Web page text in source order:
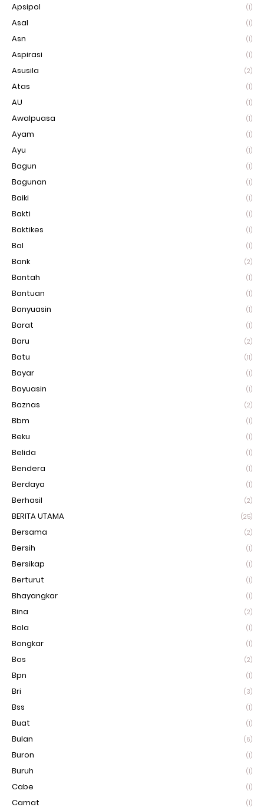
Apsipol (1)
Asal (1)
Asn (1)
Aspirasi (1)
Asusila (2)
Atas (1)
AU (1)
Awalpuasa (1)
Ayam (1)
Ayu (1)
Bagun (1)
Bagunan (1)
Baiki (1)
Bakti (1)
Baktikes (1)
Bal (1)
Bank (2)
Bantah (1)
Bantuan (1)
Banyuasin (1)
Barat (1)
Baru (2)
Batu (11)
Bayar (1)
Bayuasin (1)
Baznas (2)
Bbm (1)
Beku (1)
Belida (1)
Bendera (1)
Berdaya (1)
Berhasil (2)
BERITA UTAMA (25)
Bersama (2)
Bersih (1)
Bersikap (1)
Berturut (1)
Bhayangkar (1)
Bina (2)
Bola (1)
Bongkar (1)
Bos (2)
Bpn (1)
Bri (3)
Bss (1)
Buat (1)
Bulan (6)
Buron (1)
Buruh (1)
Cabe (1)
Camat (1)